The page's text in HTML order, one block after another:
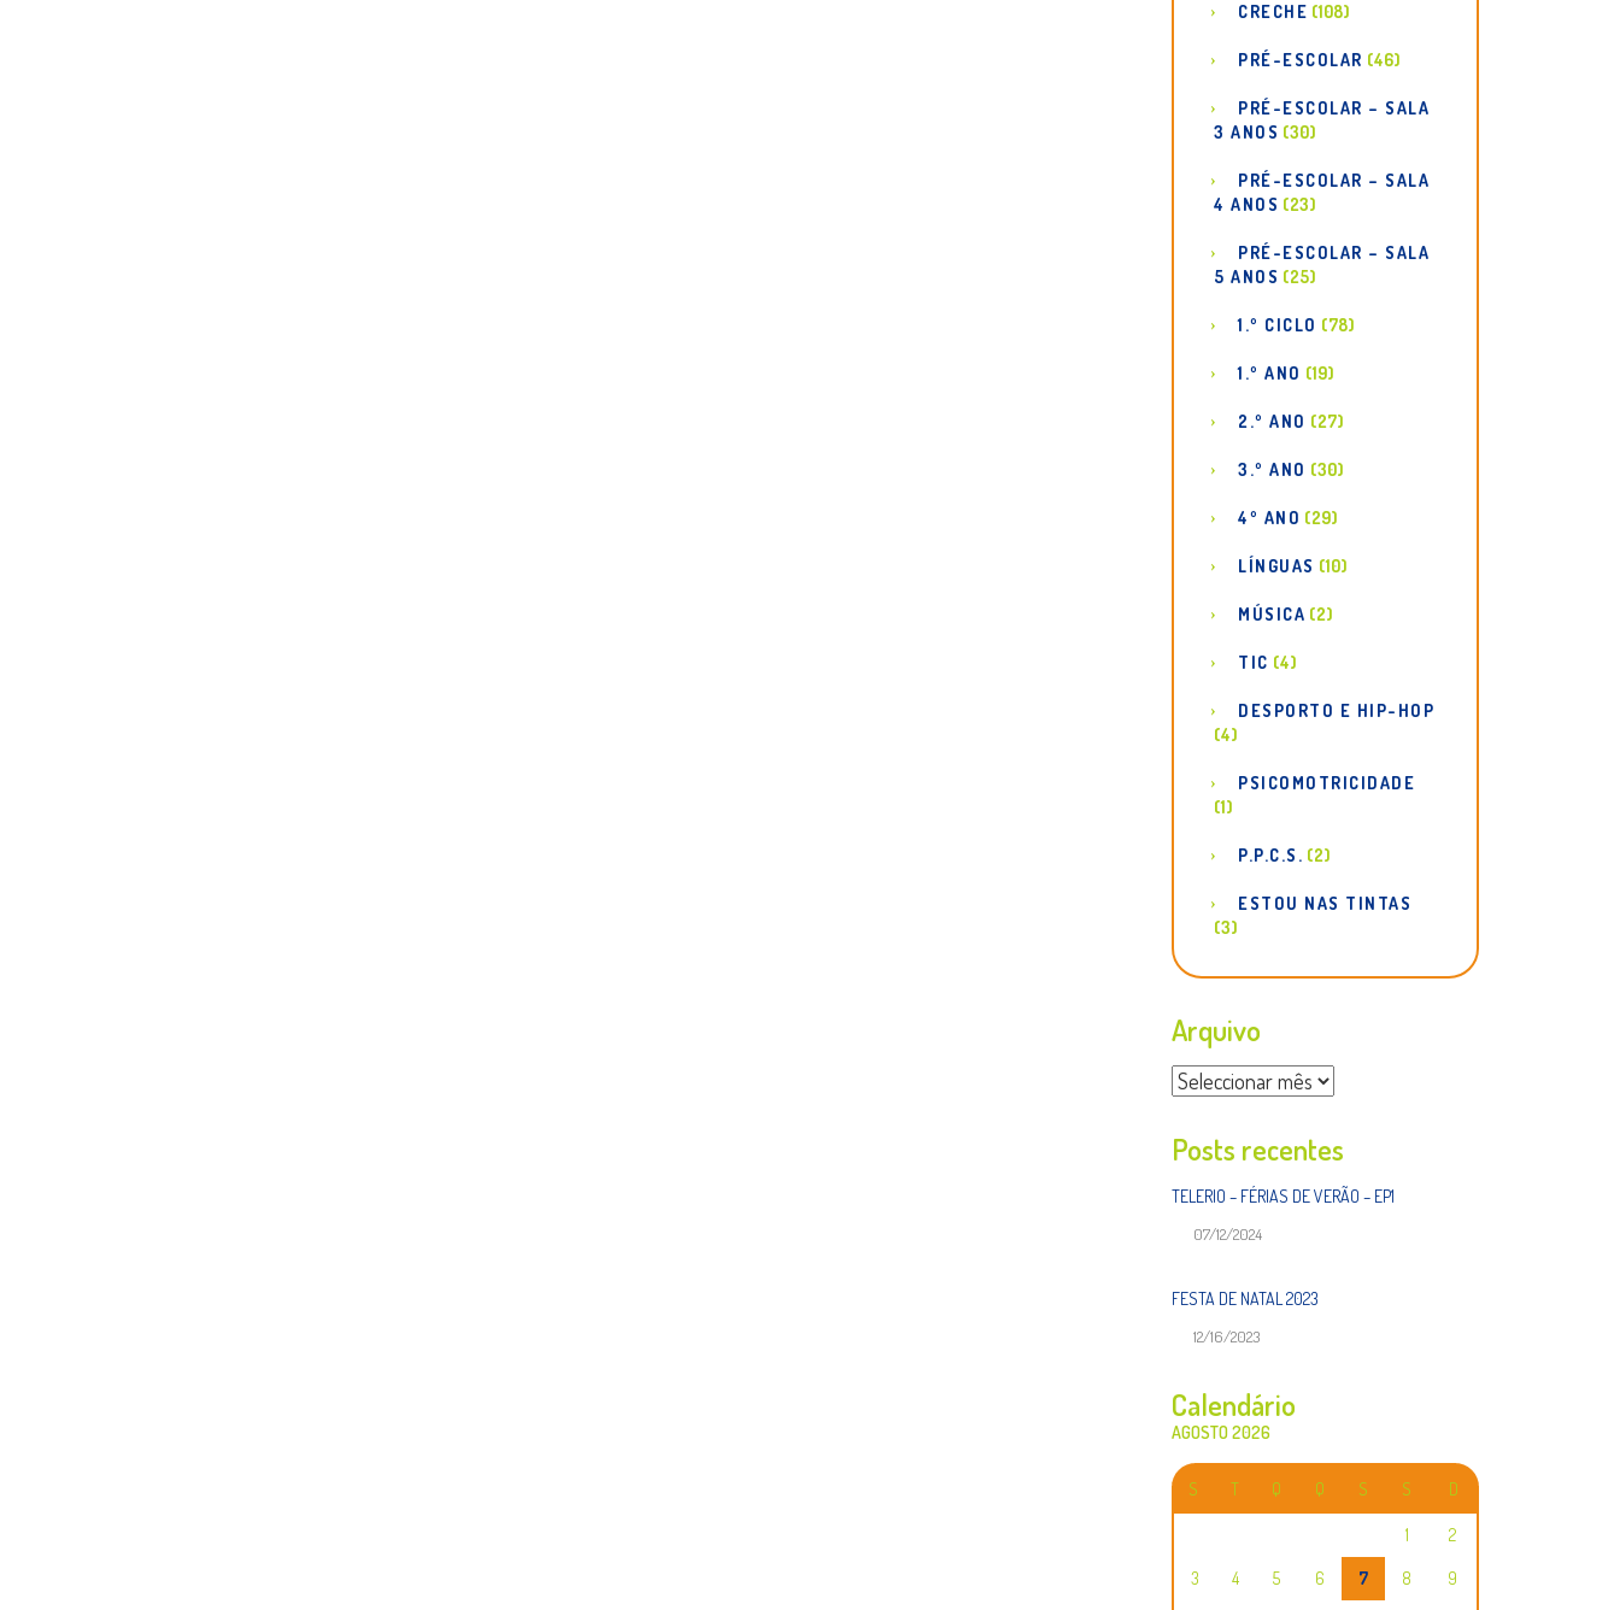
CRECHE (108)
PRÉ-ESCOLAR (46)
PRÉ-ESCOLAR – SALA
3 ANOS (30)
PRÉ-ESCOLAR – SALA
4 ANOS (23)
PRÉ-ESCOLAR – SALA
5 ANOS (25)
1.º CICLO (78)
1.º ANO (19)
2.º ANO (27)
3.º ANO (30)
4º ANO (29)
LÍNGUAS (10)
MÚSICA (2)
TIC (4)
DESPORTO E HIP-HOP
(4)
PSICOMOTRICIDADE
(1)
P.P.C.S. (2)
ESTOU NAS TINTAS
(3)
Arquivo
Arquivo
Posts recentes
TELERIO – FÉRIAS DE VERÃO – EP1
07/12/2024
FESTA DE NATAL 2023
12/16/2023
Calendário
AGOSTO 2026
S T Q Q S S D
1 2
3 4 5 6 7 8 9